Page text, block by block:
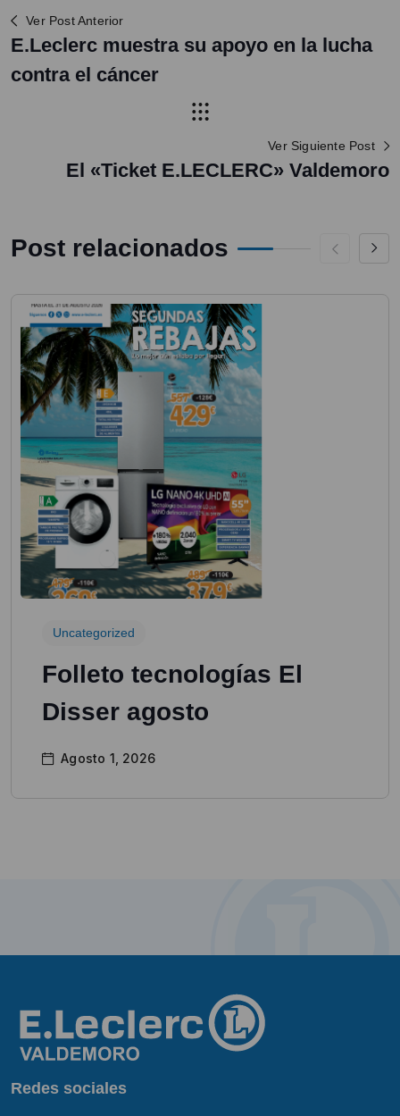
Ver Post Anterior
E.Leclerc muestra su apoyo en la lucha
contra el cáncer
Ver Siguiente Post
El «Ticket E.LECLERC» Valdemoro
Post relacionados
Uncategorized
Folleto tecnologías El
Disser agosto
Agosto 1, 2026
Redes sociales